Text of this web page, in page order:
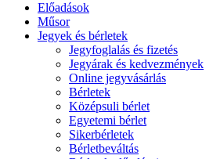
Előadások
Műsor
Jegyek és bérletek
Jegyfoglalás és fizetés
Jegyárak és kedvezmények
Online jegyvásárlás
Bérletek
Középsuli bérlet
Egyetemi bérlet
Sikerbérletek
Bérletbeváltás